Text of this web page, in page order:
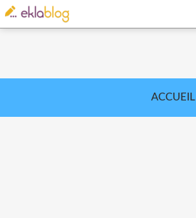
ACCUEIL